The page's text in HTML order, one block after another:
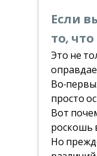
Если
то,
Это не
Во-
просто
Вот
роскошь
Но